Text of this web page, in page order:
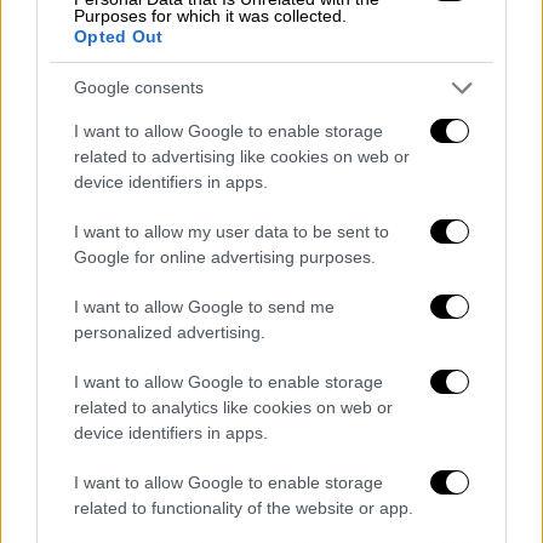
Purposes for which it was collected.
Opted Out
Google consents
I want to allow Google to enable storage
related to advertising like cookies on web or
device identifiers in apps.
I want to allow my user data to be sent to
Google for online advertising purposes.
I want to allow Google to send me
personalized advertising.
I want to allow Google to enable storage
related to analytics like cookies on web or
device identifiers in apps.
I want to allow Google to enable storage
related to functionality of the website or app.
2030»
Ο κ. Σκέρτσος υπογράμμισε: «Το πρόβλημα
επικοινωνία τους. Διότι, τελικά,
αναπαράγουν το αναχρονιστικό οικονομικό
δεκαετία χωρίς να λένε τίποτα για την
Ελλάδα του 2030 που οραματιζόμαστε και
αξίζουμε. Μια περήφανη, ευρωπαϊκή χώρα,
πιο παραγωγική, με υψηλότερα εισοδήματα,
ΟΛΕΣ ΟΙ ΕΙΔΗΣΕΙΣ
θάνατος της 19χρονης εγκύου στη Νέα
Μάκρη: Το περιστατικό αξιολογήθηκε